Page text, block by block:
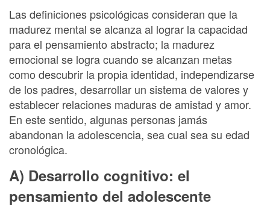
Las definiciones psicológicas consideran que la
madurez mental se alcanza al lograr la capacidad
para el pensamiento abstracto; la madurez
emocional se logra cuando se alcanzan metas
como descubrir la propia identidad, independizarse
de los padres, desarrollar un sistema de valores y
establecer relaciones maduras de amistad y amor.
En este sentido, algunas personas jamás
abandonan la adolescencia, sea cual sea su edad
cronológica.
A) Desarrollo cognitivo: el
pensamiento del adolescente